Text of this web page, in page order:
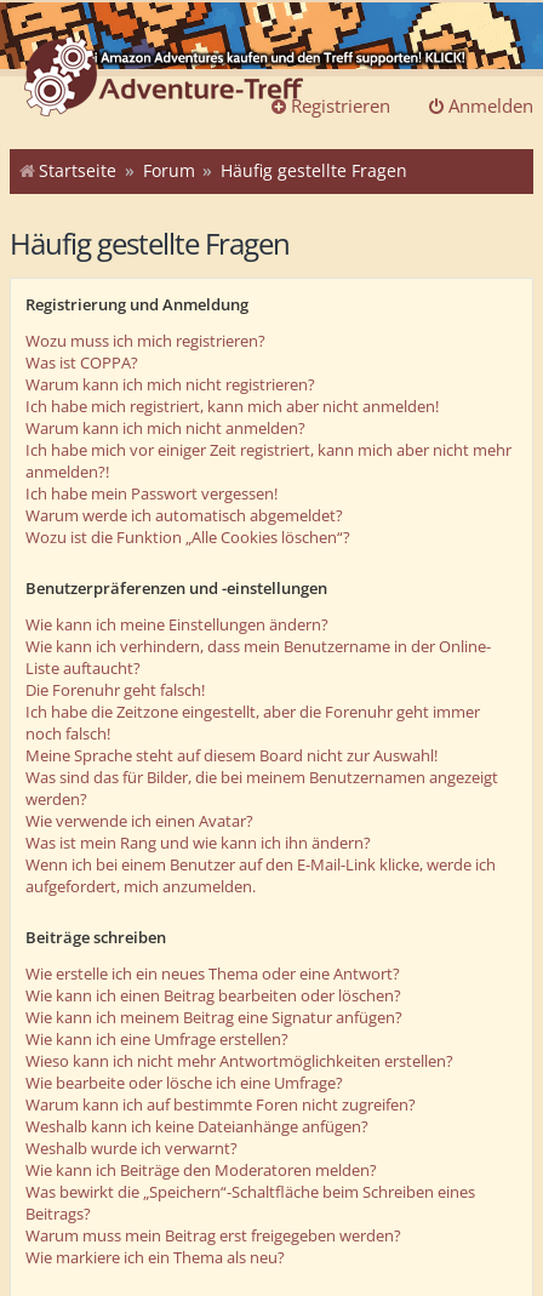
Anmelden
Registrieren
Startseite Forum Häufig gestellte Fragen
Häufig gestellte Fragen
Registrierung und Anmeldung
Wozu muss ich mich registrieren?
Was ist COPPA?
Warum kann ich mich nicht registrieren?
Ich habe mich registriert, kann mich aber nicht anmelden!
Warum kann ich mich nicht anmelden?
Ich habe mich vor einiger Zeit registriert, kann mich aber nicht mehr
anmelden?!
Ich habe mein Passwort vergessen!
Warum werde ich automatisch abgemeldet?
Wozu ist die Funktion „Alle Cookies löschen“?
Benutzerpräferenzen und -einstellungen
Wie kann ich meine Einstellungen ändern?
Wie kann ich verhindern, dass mein Benutzername in der Online-
Liste auftaucht?
Die Forenuhr geht falsch!
Ich habe die Zeitzone eingestellt, aber die Forenuhr geht immer
noch falsch!
Meine Sprache steht auf diesem Board nicht zur Auswahl!
Was sind das für Bilder, die bei meinem Benutzernamen angezeigt
werden?
Wie verwende ich einen Avatar?
Was ist mein Rang und wie kann ich ihn ändern?
Wenn ich bei einem Benutzer auf den E-Mail-Link klicke, werde ich
aufgefordert, mich anzumelden.
Beiträge schreiben
Wie erstelle ich ein neues Thema oder eine Antwort?
Wie kann ich einen Beitrag bearbeiten oder löschen?
Wie kann ich meinem Beitrag eine Signatur anfügen?
Wie kann ich eine Umfrage erstellen?
Wieso kann ich nicht mehr Antwortmöglichkeiten erstellen?
Wie bearbeite oder lösche ich eine Umfrage?
Warum kann ich auf bestimmte Foren nicht zugreifen?
Weshalb kann ich keine Dateianhänge anfügen?
Weshalb wurde ich verwarnt?
Wie kann ich Beiträge den Moderatoren melden?
Was bewirkt die „Speichern“-Schaltfläche beim Schreiben eines
Beitrags?
Warum muss mein Beitrag erst freigegeben werden?
Wie markiere ich ein Thema als neu?